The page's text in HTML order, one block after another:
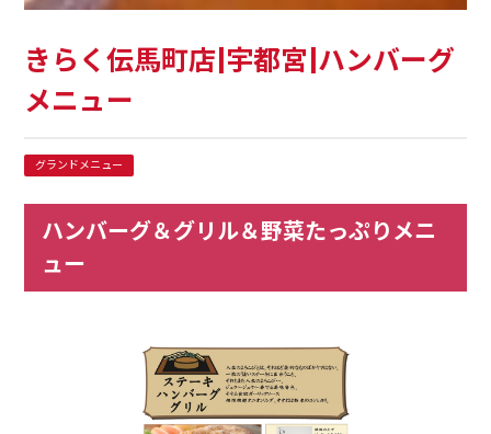
きらく伝馬町店|宇都宮|ハンバーグ
メニュー
グランドメニュー
ハンバーグ＆グリル＆野菜たっぷりメニ
ュー